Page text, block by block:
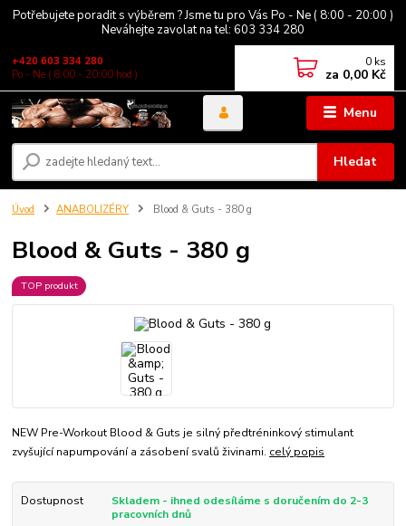
Potřebujete poradit s výběrem ? Jsme tu pro Vás Po - Ne ( 8:00 - 20:00 )
Neváhejte zavolat na tel: 603 334 280
Menu
Hledat
+420 603 334 280
Po - Ne ( 8:00 - 20:00 hod )
0 ks
za 0,00 Kč
Úvod ANABOLIZÉRY Blood & Guts - 380 g
Blood & Guts - 380 g
TOP produkt
NEW Pre-Workout Blood & Guts je silný předtréninkový stimulant
zvyšující napumpování a zásobení svalů živinami. celý popis
Dostupnost
Skladem - ihned odesíláme s doručením do 2-3
pracovních dnů